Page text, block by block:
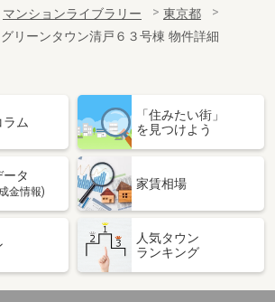
マンションライブラリー
東京都
グリーンタウン清戸６３号棟 物件詳細
ム
「住みたい街」
を見つけよう
タ
金情報)
家賃相場
人気タウン
ランキング